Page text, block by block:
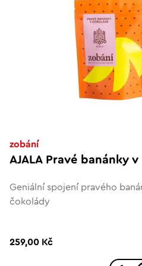
zobání
AJALA Pravé banánky
Geniální spojení pravého
čokolády
259,00 Kč